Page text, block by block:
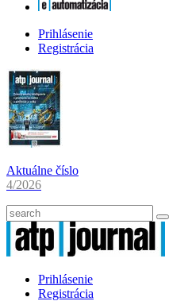
Prihlásenie
Registrácia
Aktuálne číslo
4/2026
Prihlásenie
Registrácia